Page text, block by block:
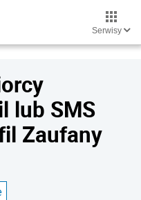
Serwisy
lub SMS
Zaufany